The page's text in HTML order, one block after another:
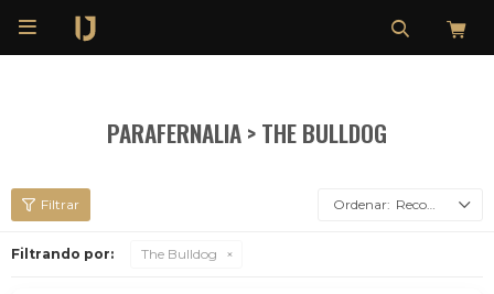

PARAFERNALIA > THE BULLDOG
Recomendados
Filtrando por: The Bulldog